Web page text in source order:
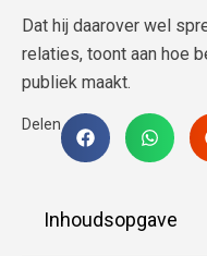
Dat hij daarover wel
relaties, toont aan hoe
publiek maakt.
Delen
Inhoudsopgave